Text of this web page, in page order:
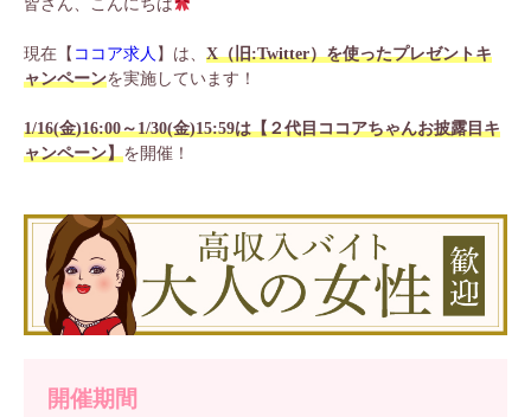
現在【 ココア求人 】は、 X（旧:Twitter）を使ったプレゼントキ
ャンペーンを実施しています！
1/16(金)16:00～1/30(金)15:59は【２代目ココアちゃんお披露目キ
ャンペーン】を開催！
開催期間